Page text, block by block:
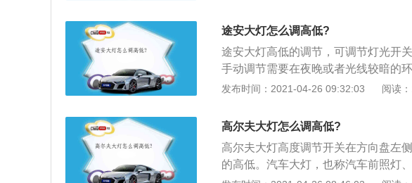
调节装置的车辆，其控制装置位于方
调节挡位来调节大灯高度；3、自动
调节。
途安大灯怎么调高低?
途安大灯高低的调节，可调节灯光开
手动调节需要在夜晚或者光线较暗的
不影响行车安全即可。大灯高度的调
装置的车辆，其控制装置位于方向盘
挡位来调节大灯高度；3、自动调节
节。
发布时间：2021-04-26 09:32:03 阅读
高尔夫大灯怎么调高低?
高尔夫大灯高度调节开关在方向盘左
的高低。汽车大灯，也称汽车前照灯